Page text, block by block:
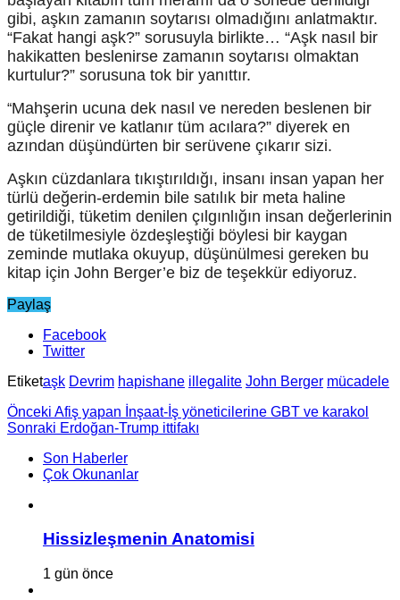
gibi, aşkın zamanın soytarısı olmadığını anlatmaktır.
“Fakat hangi aşk?” sorusuyla birlikte… “Aşk nasıl bir
hakikatten beslenirse zamanın soytarısı olmaktan
kurtulur?” sorusuna tok bir yanıttır.
“Mahşerin ucuna dek nasıl ve nereden beslenen bir
güçle direnir ve katlanır tüm acılara?” diyerek en
azından düşündürten bir serüvene çıkarır sizi.
Aşkın cüzdanlara tıkıştırıldığı, insanı insan yapan her
türlü değerin-erdemin bile satılık bir meta haline
getirildiği, tüketim denilen çılgınlığın insan değerlerinin
de tüketilmesiyle özdeşleştiği böylesi bir kaygan
zeminde mutlaka okuyup, düşünülmesi gereken bu
kitap için John Berger’e biz de teşekkür ediyoruz.
Paylaş
Facebook
Twitter
Etiketaşk Devrim hapishane illegalite John Berger mücadele
Önceki Afiş yapan İnşaat-İş yöneticilerine GBT ve karakol
Sonraki Erdoğan-Trump ittifakı
Son Haberler
Çok Okunanlar
Hissizleşmenin Anatomisi
1 gün önce